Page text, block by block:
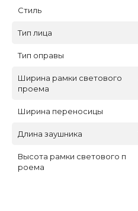
Стиль
Тип лица
Тип оправы
Ширина рамки светового
проема
Ширина переносицы
Длина заушника
Высота рамки светового п
роема